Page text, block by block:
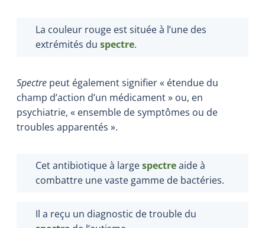
La couleur rouge est située à l’une des
extrémités du spectre.
Spectre peut également signifier « étendue du
champ d’action d’un médicament » ou, en
psychiatrie, « ensemble de symptômes ou de
troubles apparentés ».
Cet antibiotique à largespectreaide à
combattre une vaste gamme de bactéries.
Il a reçu un diagnostic de trouble du